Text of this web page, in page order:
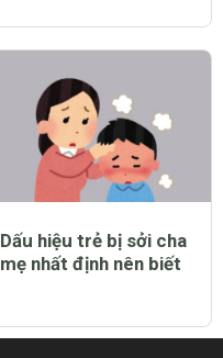
Dấu hiệu trẻ bị sởi cha
mẹ nhất định nên biết